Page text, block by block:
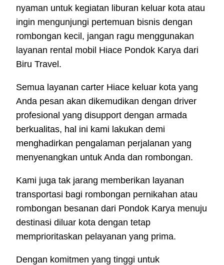
nyaman untuk kegiatan liburan keluar kota atau
ingin mengunjungi pertemuan bisnis dengan
rombongan kecil, jangan ragu menggunakan
layanan rental mobil Hiace Pondok Karya dari
Biru Travel.
Semua layanan carter Hiace keluar kota yang
Anda pesan akan dikemudikan dengan driver
profesional yang disupport dengan armada
berkualitas, hal ini kami lakukan demi
menghadirkan pengalaman perjalanan yang
menyenangkan untuk Anda dan rombongan.
Kami juga tak jarang memberikan layanan
transportasi bagi rombongan pernikahan atau
rombongan besanan dari Pondok Karya menuju
destinasi diluar kota dengan tetap
memprioritaskan pelayanan yang prima.
Dengan komitmen yang tinggi untuk